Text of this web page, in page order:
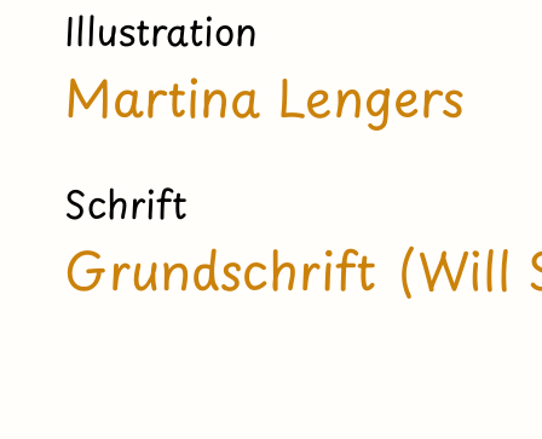
Illustration
Martina Lengers
Schrift
Grundschrift (Will